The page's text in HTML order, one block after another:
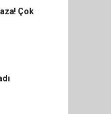
Çok